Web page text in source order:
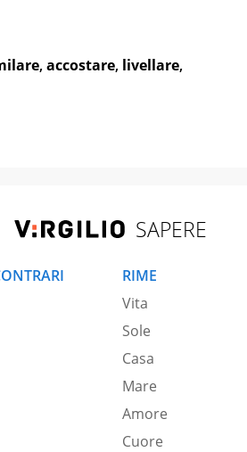
,accostare, livellare,
SAPERE
RIME
Vita
Sole
Casa
Mare
Amore
Cuore